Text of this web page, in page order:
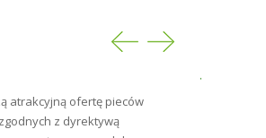
atrakcyjną ofertę pieców
z dyrektywą